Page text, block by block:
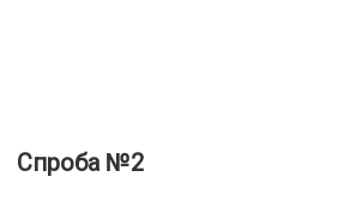
Спроба №2